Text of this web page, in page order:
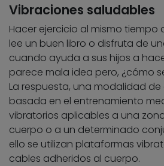
Vibraciones saludables
Hacer ejercicio al mismo tiempo
lee un buen libro o disfruta de
cuando ayuda a sus hijos a
parece mala idea pero, ¿cómo
La respuesta, una modalidad
basada en el entrenamiento
vibratorios aplicables a una
cuerpo o a un determinado
ello se utilizan plataformas
cables adheridos al cuerpo.